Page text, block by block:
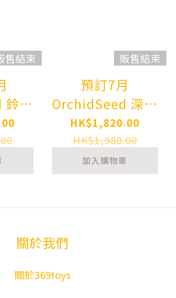
售結束
7
販售結束
預訂7月
OrchidSeed 深見
玲奈 Grisaia
Phantom Trigger
Rena (Rena
Fukami) -
Complete Figure
HK$1,820.00
HK$1,980.00
加入購物車
關於我們
關於369toys